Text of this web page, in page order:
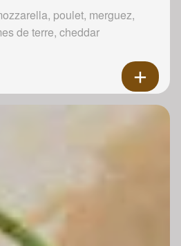
poulet, merguez,
de terre, cheddar